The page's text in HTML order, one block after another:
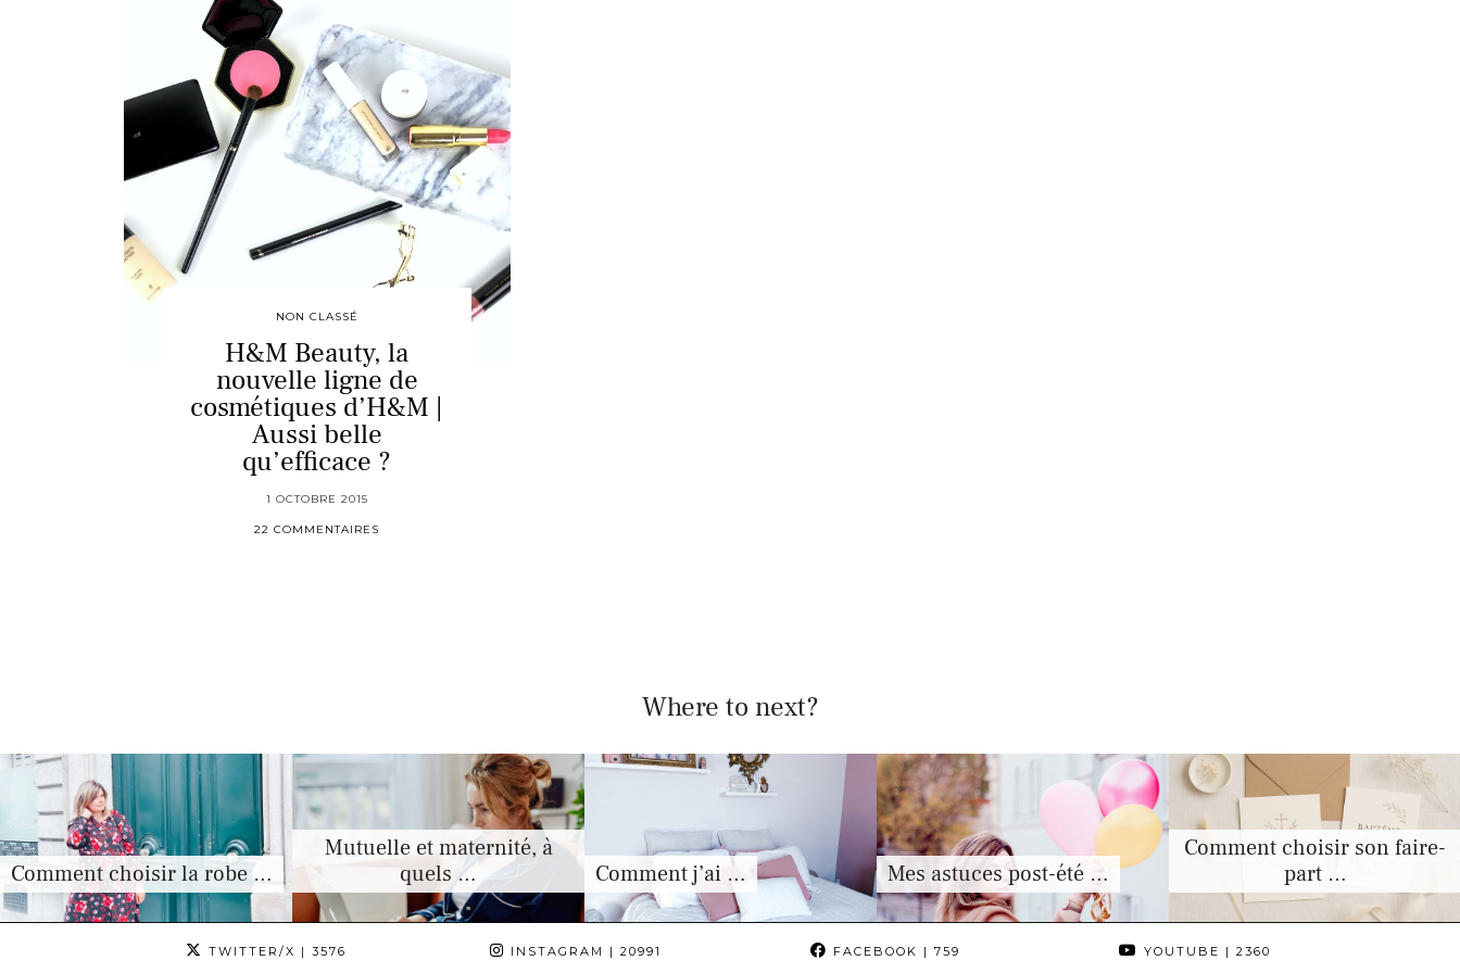
NON CLASSÉ
H&M Beauty, la
nouvelle ligne de
cosmétiques d’H&M |
Aussi belle
qu’efficace ?
1 OCTOBRE 2015
22 COMMENTAIRES
Where to next?
Comment choisir la robe …
Mutuelle et maternité, à
quels …
Comment j’ai … Mes astuces post-été …
Comment choisir son faire-
part …
TWITTER/X | 3576 INSTAGRAM | 20991 FACEBOOK | 759 YOUTUBE | 2360